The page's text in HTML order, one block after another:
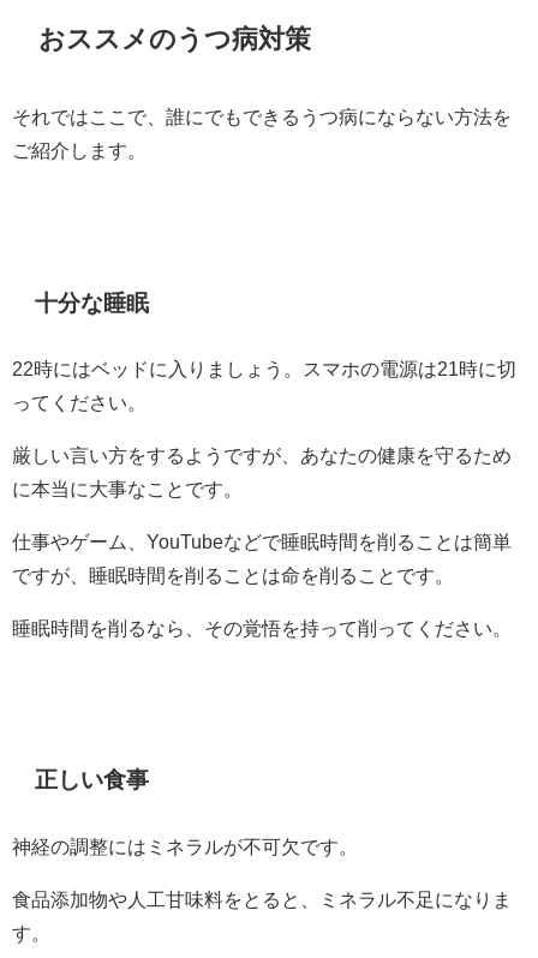
おススメのうつ病対策
それではここで、誰にでもできるうつ病にならない方法を
ご紹介します。
十分な睡眠
22時にはベッドに入りましょう。スマホの電源は21時に切
ってください。
厳しい言い方をするようですが、あなたの健康を守るため
に本当に大事なことです。
仕事やゲーム、YouTubeなどで睡眠時間を削ることは簡単
ですが、睡眠時間を削ることは命を削ることです。
睡眠時間を削るなら、その覚悟を持って削ってください。
正しい食事
神経の調整にはミネラルが不可欠です。
食品添加物や人工甘味料をとると、ミネラル不足になりま
す。